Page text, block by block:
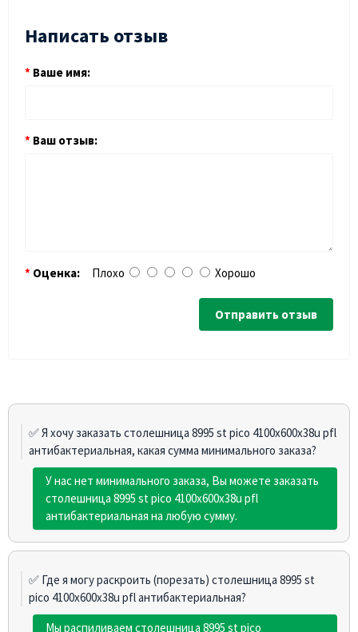
Написать отзыв
Ваше имя:
Ваш отзыв:
Оценка: Плохо Хорошо
Отправить отзыв
✅ Я хочу заказать столешница 8995 st pico 4100х600х38u pfl
антибактериальная, какая сумма минимального заказа?
У нас нет минимального заказа, Вы можете заказать
столешница 8995 st pico 4100х600х38u pfl
антибактериальная на любую сумму.
✅ Где я могу раскроить (порезать) столешница 8995 st
pico 4100х600х38u pfl антибактериальная?
Мы распиливаем столешница 8995 st pico